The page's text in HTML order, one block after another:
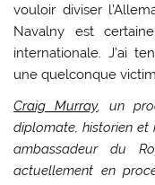
vouloir diviser
Navalny est
internationale. J’ai
une quelconque
Craig Murray, un
diplomate, historien et
ambassadeur du
actuellement en